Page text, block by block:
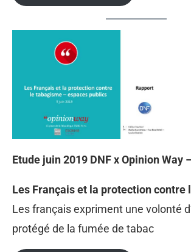
Etude juin 2019 DNF x Opinion Way
Les Français et la protection contre
Les français expriment une volonté
protégé de la fumée de tabac